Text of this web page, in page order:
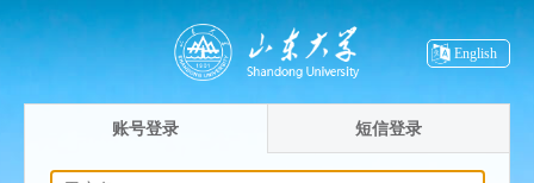
English
账号登录 短信登录